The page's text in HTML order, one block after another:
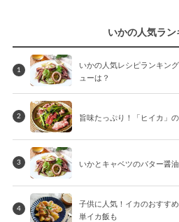
いかの人気ラ
1
いかの人気レシピランキン
ューは？
2 旨味たっぷり！「ヒイカ」
3 いかとキャベツのバター醤
4
子供に人気！イカのおすす
単イカ飯も